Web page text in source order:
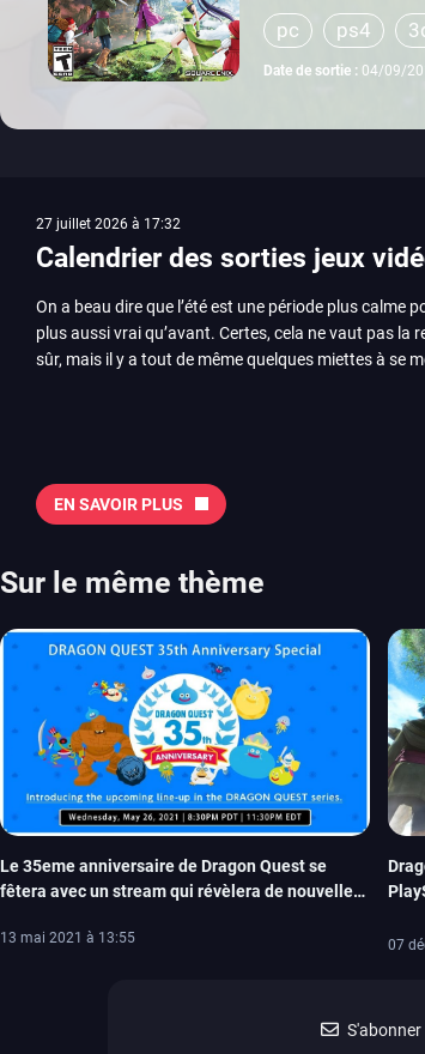
pc ps4
Date de sortie : 04/09/
27 juillet 2026 à 17:32
Calendrier des sorties jeux
On a beau dire que l’été est une période plus calme
plus aussi vrai qu’avant. Certes, cela ne vaut pas la
sûr, mais il y a tout de même quelques miettes à se
Tokon ou encore Beast of Reincarnation, qui nous
chose d’ambitieux que Pokémon. On n’oubliera pas
2026 Vous trouverez ici tous les jeux majeurs qui
aussi les jeux de ce mois dans notre page dédiée…
EN SAVOIR PLUS
Sur le même thème
Le 35eme anniversaire de Dragon Quest se
fêtera avec un stream qui révèlera de nouvelles
13 mai 2021 à 13:55 07
S'abonner